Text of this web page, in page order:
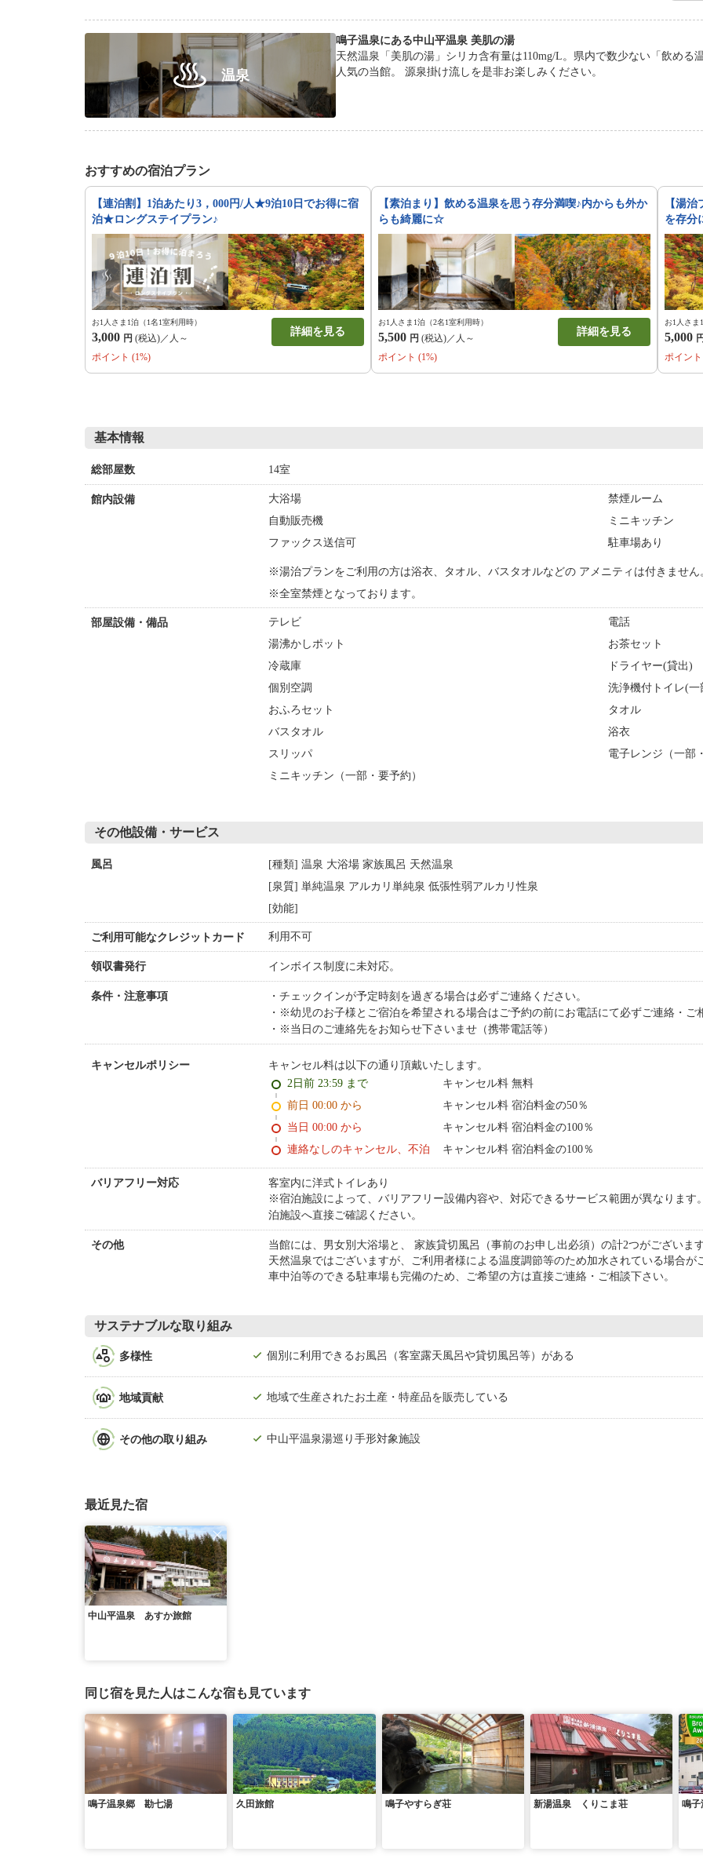
温泉
鳴子温泉にある中山平温泉 美肌の湯
天然温泉「美肌の湯」シリカ含有量は110mg/L。県内で数少ない「飲める
人気の当館。 源泉掛け流しを是非お楽しみください。
おすすめの宿泊プラン
【連泊割】1泊あたり3，000円/人★9泊10日でお得に宿
泊★ロングステイプラン♪
お1人さま1泊（1名1室利用時）
3,000 円 (税込)／人～
詳細を見る
ポイント (1%)
【素泊まり】飲める温泉を思う存分満喫♪内からも外か
らも綺麗に☆
お1人さま1泊（2名1室利用時）
5,500 円 (税込)／人～
詳細を見る
ポイント (1%)
【湯
を存分
お1人さま
5,000 円
ポイン
基本情報
総部屋数 14室
館内設備 大浴場
禁煙ルーム
自動販売機
ミニキッチン
ファックス送信可
駐車場あり
※湯治プランをご利用の方は浴衣、タオル、バスタオルなどの アメニティは付きません
※全室禁煙となっております。
部屋設備・備品 テレビ
電話
湯沸かしポット
お茶セット
冷蔵庫
ドライヤー(貸出)
個別空調
洗浄機付トイレ(一
おふろセット
タオル
バスタオル
浴衣
スリッパ
電子レンジ（一部
ミニキッチン（一部・要予約）
その他設備・サービス
風呂
[種類] 温泉 大浴場 家族風呂 天然温泉
[泉質] 単純温泉 アルカリ単純泉 低張性弱アルカリ性泉
[効能]
ご利用可能なクレジットカード 利用不可
領収書発行 インボイス制度に未対応。
条件・注意事項
チェックインが予定時刻を過ぎる場合は必ずご連絡ください。
※幼児のお子様とご宿泊を希望される場合はご予約の前にお電話にて必ずご連絡・ご
※当日のご連絡先をお知らせ下さいませ（携帯電話等）
キャンセルポリシー キャンセル料は以下の通り頂戴いたします。
2日前 23:59 まで
キャンセル料 無料
前日 00:00 から
キャンセル料 宿泊料金の50％
当日 00:00 から
キャンセル料 宿泊料金の100％
連絡なしのキャンセル、不泊
キャンセル料 宿泊料金の100％
バリアフリー対応
客室内に洋式トイレあり
※宿泊施設によって、バリアフリー設備内容や、対応できるサービス範囲が異なりま
泊施設へ直接ご確認ください。
その他
当館には、男女別大浴場と、 家族貸切風呂（事前のお申し出必須）の計2つがございます
天然温泉ではございますが、ご利用者様による温度調節等のため加水されている場合が
車中泊等のできる駐車場も完備のため、ご希望の方は直接ご連絡・ご相談下さい。
サステナブルな取り組み
多様性 個別に利用できるお風呂（客室露天風呂や貸切風呂等）がある
地域貢献 地域で生産されたお土産・特産品を販売している
その他の取り組み 中山平温泉湯巡り手形対象施設
最近見た宿
中山平温泉 あすか旅館
同じ宿を見た人はこんな宿も見ています
鳴子温泉郷 勘七湯 久田旅館 鳴子やすらぎ荘 新湯温泉 くりこま荘 鳴